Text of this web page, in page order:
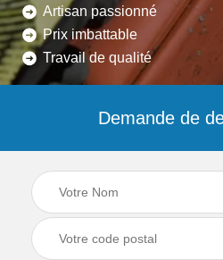
Artisan passionné
Prix imbattable
Travail de qualité
Demande de